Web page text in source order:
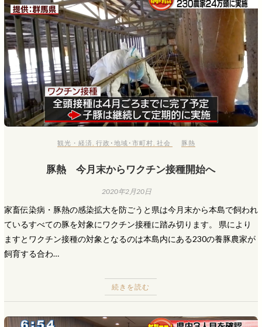
観光・経済 ,行政･地域･市町村 ,社会 豚熱
豚熱 今月末からワクチン接種開始へ
2020年2月20日
家畜伝染病・豚熱の感染拡大を防ごうと県は今月末から本島で飼われ
ているすべての豚を対象にワクチン接種に踏み切ります。 県により
ますとワクチン接種の対象となるのは本島内にある230の養豚農家が
飼育する合わ…
続きを読む